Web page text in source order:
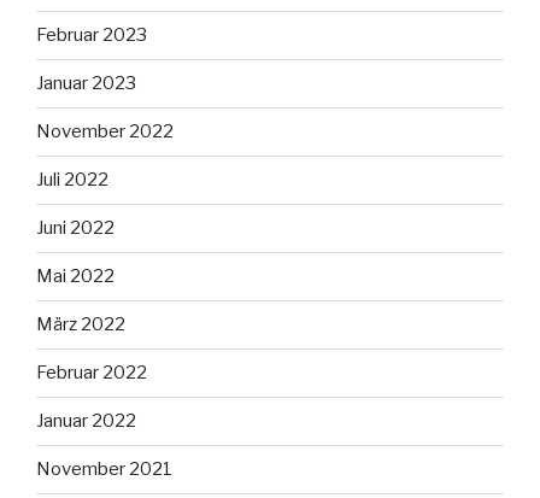
Februar 2023
Januar 2023
November 2022
Juli 2022
Juni 2022
Mai 2022
März 2022
Februar 2022
Januar 2022
November 2021